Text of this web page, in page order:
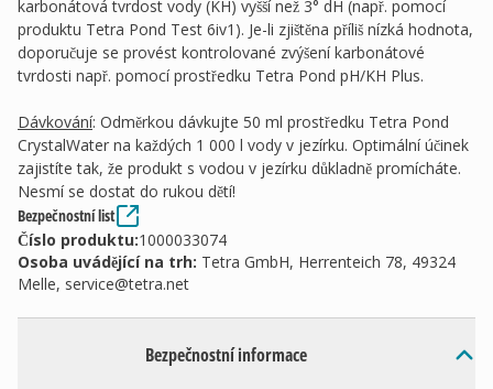
karbonátová tvrdost vody (KH) vyšší než 3° dH (např. pomocí
produktu Tetra Pond Test 6iv1). Je-li zjištěna příliš nízká hodnota,
doporučuje se provést kontrolované zvýšení karbonátové
tvrdosti např. pomocí prostředku Tetra Pond pH/KH Plus.
Dávkování: Odměrkou dávkujte 50 ml prostředku Tetra Pond
CrystalWater na každých 1 000 l vody v jezírku. Optimální účinek
zajistíte tak, že produkt s vodou v jezírku důkladně promícháte.
Nesmí se dostat do rukou dětí!
Bezpečnostní list
Číslo produktu:1000033074
Osoba uvádějící na trh: Tetra GmbH, Herrenteich 78, 49324
Melle, service@tetra.net
Bezpečnostní informace